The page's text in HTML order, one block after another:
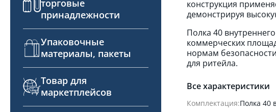
торговые
принадлежности
Упаковочные
материалы, пакеты
Товар для
маркетплейсов
конструкция
демонстрируя
Полка 40
коммерческих
нормам
для ритейла.
Все характеристики
Комплектация:Полка 40